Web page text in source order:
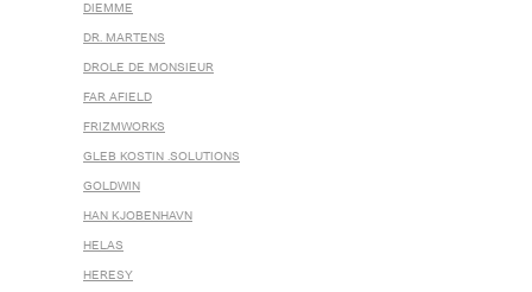
DIEMME
DR. MARTENS
DROLE DE MONSIEUR
FAR AFIELD
FRIZMWORKS
GLEB KOSTIN .SOLUTIONS
GOLDWIN
HAN KJOBENHAVN
HELAS
HERESY